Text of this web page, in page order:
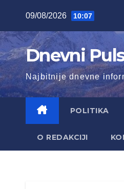
content
09/08/2026 10:07
Dnevni
Najbitnije dnevne
POLITIKA
O REDAKCIJI